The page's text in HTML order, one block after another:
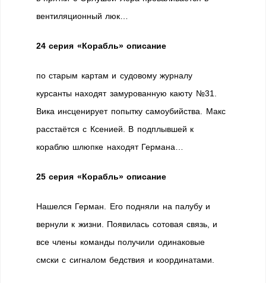
вентиляционный люк…
24 серия «Корабль» описание
по старым картам и судовому журналу
курсанты находят замурованную каюту №31.
Вика инсценирует попытку самоубийства. Макс
расстаётся с Ксенией. В подплывшей к
кораблю шлюпке находят Германа…
25 серия «Корабль» описание
Нашелся Герман. Его подняли на палубу и
вернули к жизни. Появилась сотовая связь, и
все члены команды получили одинаковые
смски с сигналом бедствия и координатами.